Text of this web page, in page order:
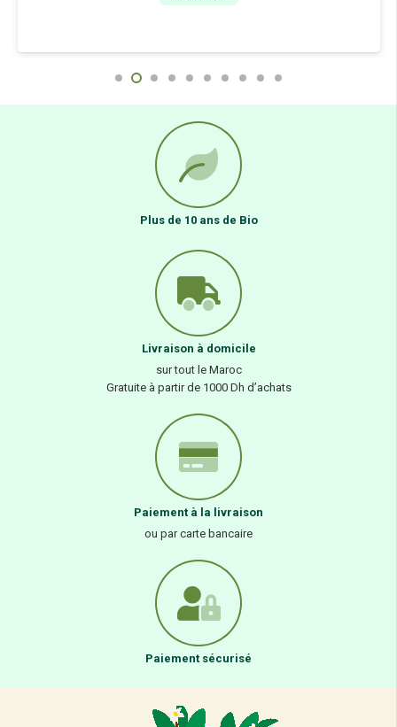
Plus de 10 ans de Bio
Livraison à domicile
sur tout le Maroc
Gratuite à partir de 1000 Dh d’achats
Paiement à la livraison
ou par carte bancaire
Paiement sécurisé